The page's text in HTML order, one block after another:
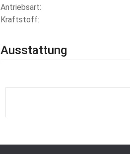
Antriebsart
Kraftstoff
Ausstattung